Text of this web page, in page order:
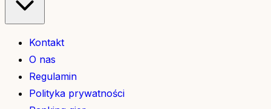
Kontakt
O nas
Regulamin
Polityka prywatności